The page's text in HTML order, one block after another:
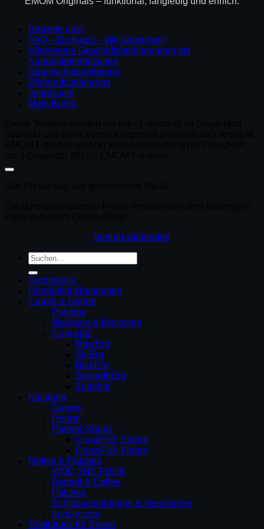
Bewerte uns!
FAQ – Du fragst – Wir antworten!
Allgemeine Geschäftsbedingungen mit
Kundeninformationen
Datenschutzerklärung
Widerrufsbelehrung
Impressum
Mein Konto
Vertrag widerrufen
Suchen
nach:
Springseile
Handgelenkbandagen
Cardio & Geräte
Plyobox
Massage & Recovery
Concept2
RowErg
SkiErg
BikeErg
StrengthErg
Zubehör
Kleidung
Damen
Herren
Partner-Shops
CrossFit® Selent
CrossFit® Virage
Motive & Patches
WOD THE FUCK
Barbell & Coffee
Patches
Schlüsselanhänger & Geschenke
IronUnicorn
Textildruck für Boxen